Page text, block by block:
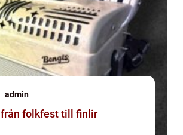
admin
Dragspel från folkfest till finlir